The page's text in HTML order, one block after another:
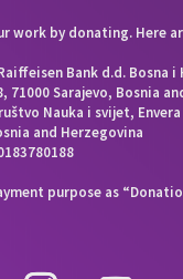
work by donating. Here
Bank d.d. Bosna i
71000 Sarajevo, Bosnia
Nauka i svijet, Envera
and Herzegovina
purpose as